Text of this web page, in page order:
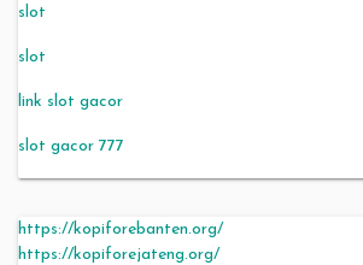
slot
slot
link slot gacor
slot gacor 777
https://kopiforebanten.org/
https://kopiforejateng.org/